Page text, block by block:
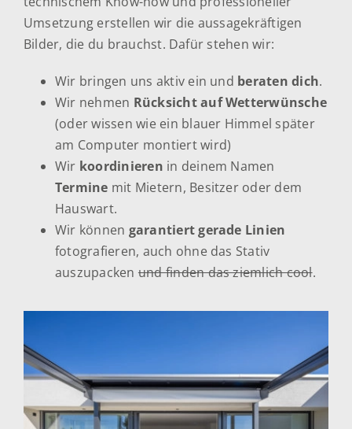
Umsetzung erstellen wir die aussagekräftigen
Bilder, die du brauchst. Dafür stehen wir:
Wir bringen uns aktiv ein und beraten dich.
Wir nehmen Rücksicht auf Wetterwünsche
(oder wissen wie ein blauer Himmel später
am Computer montiert wird)
Wir koordinieren in deinem Namen
Termine mit Mietern, Besitzer oder dem
Hauswart.
Wir können garantiert gerade Linien
fotografieren, auch ohne das Stativ
auszupacken und finden das ziemlich cool.